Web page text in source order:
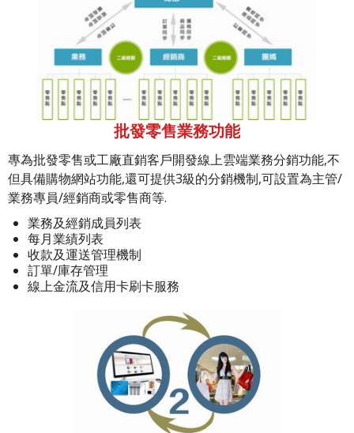
批發零售業務功能
專為批發零售或工廠直銷客戶開發線上雲端業務分銷功能,不
但具備購物網站功能,還可提供3級的分銷機制,可設置為主管/
業務專員/經銷商或零售商等.
業務及經銷成員列表
每月業績列表
收款及運送管理機制
訂單/庫存管理
線上金流及信用卡刷卡服務